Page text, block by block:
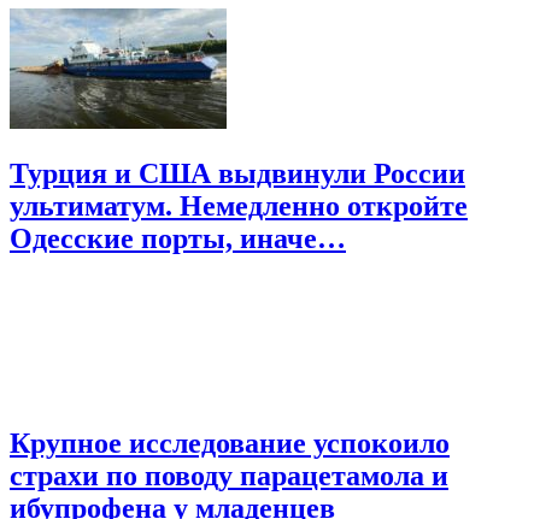
Турция и США выдвинули России
ультиматум. Немедленно откройте
Одесские порты, иначе…
Крупное исследование успокоило
страхи по поводу парацетамола и
ибупрофена у младенцев